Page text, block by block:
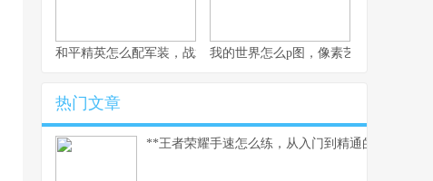
和平精英怎么配军装，战术伪装与个性表达的博弈
我的世界怎么p图，像素艺术与创意的
热门文章
**王者荣耀手速怎么练，从入门到精通的指尖修